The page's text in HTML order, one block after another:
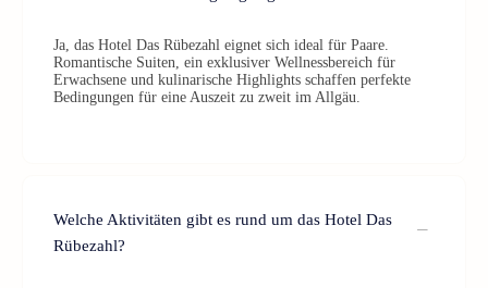
Ja, das Hotel Das Rübezahl eignet sich ideal für Paare.
Romantische Suiten, ein exklusiver Wellnessbereich für
Erwachsene und kulinarische Highlights schaffen perfekte
Bedingungen für eine Auszeit zu zweit im Allgäu.
Welche Aktivitäten gibt es rund um das Hotel Das
Rübezahl?